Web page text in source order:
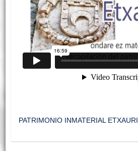
PATRIMONIO INMATERIAL ETXAURI